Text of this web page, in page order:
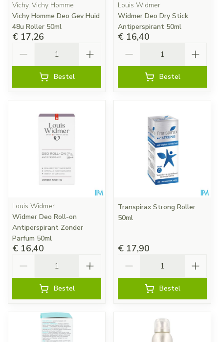
Vichy, Vichy Homme
Vichy Homme Deo Gev Huid
48u Roller 50ml
€ 17,26
Bestel
Louis Widmer
Widmer Deo Dry Stick
Antiperspirant 50ml
€ 16,40
Bestel
Louis Widmer
Widmer Deo Roll-on
Antiperspirant Zonder
Parfum 50ml
€ 16,40
Bestel
Transpirax Strong Roller
50ml
€ 17,90
Bestel